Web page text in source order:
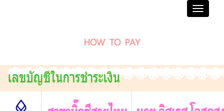
Toggle
HOW TO PAY